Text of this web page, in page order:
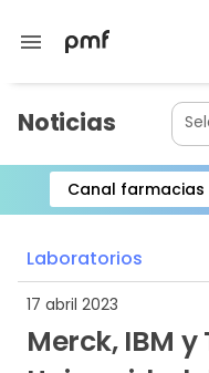
menu
Noticias
Canal farmacias
Item
of
8
Laboratorios
17 abril 2023
Merck, IBM